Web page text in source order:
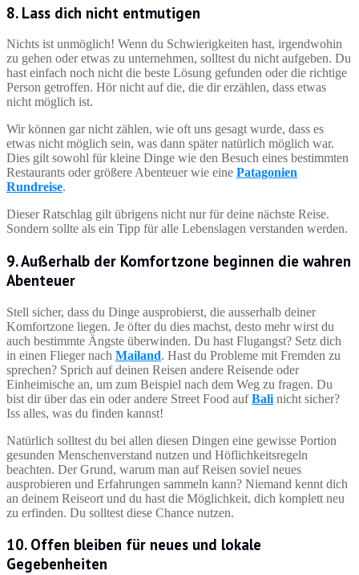
8. Lass dich nicht entmutigen
Nichts ist unmöglich! Wenn du Schwierigkeiten hast, irgendwohin
zu gehen oder etwas zu unternehmen, solltest du nicht aufgeben. Du
hast einfach noch nicht die beste Lösung gefunden oder die richtige
Person getroffen. Hör nicht auf die, die dir erzählen, dass etwas
nicht möglich ist.
Wir können gar nicht zählen, wie oft uns gesagt wurde, dass es
etwas nicht möglich sein, was dann später natürlich möglich war.
Dies gilt sowohl für kleine Dinge wie den Besuch eines bestimmten
Restaurants oder größere Abenteuer wie eine Patagonien
Rundreise.
Dieser Ratschlag gilt übrigens nicht nur für deine nächste Reise.
Sondern sollte als ein Tipp für alle Lebenslagen verstanden werden.
9. Außerhalb der Komfortzone beginnen die wahren
Abenteuer
Stell sicher, dass du Dinge ausprobierst, die ausserhalb deiner
Komfortzone liegen. Je öfter du dies machst, desto mehr wirst du
auch bestimmte Ängste überwinden. Du hast Flugangst? Setz dich
in einen Flieger nach Mailand. Hast du Probleme mit Fremden zu
sprechen? Sprich auf deinen Reisen andere Reisende oder
Einheimische an, um zum Beispiel nach dem Weg zu fragen. Du
bist dir über das ein oder andere Street Food aufBali nicht sicher?
Iss alles, was du finden kannst!
Natürlich solltest du bei allen diesen Dingen eine gewisse Portion
gesunden Menschenverstand nutzen und Höflichkeitsregeln
beachten. Der Grund, warum man auf Reisen soviel neues
ausprobieren und Erfahrungen sammeln kann? Niemand kennt dich
an deinem Reiseort und du hast die Möglichkeit, dich komplett neu
zu erfinden. Du solltest diese Chance nutzen.
10. Offen bleiben für neues und lokale
Gegebenheiten